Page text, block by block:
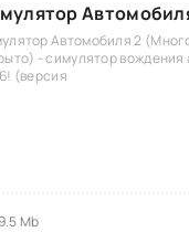
Автомобиля 2
- симулятор вождения
(версия
Mb